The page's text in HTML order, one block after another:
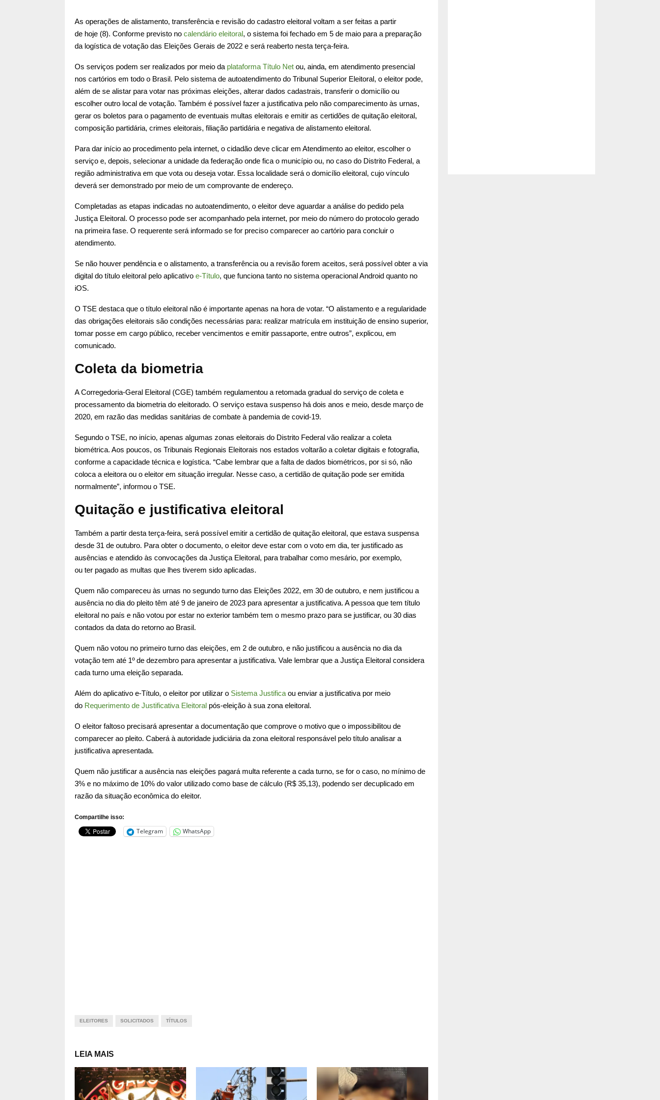
As operações de alistamento, transferência e revisão do cadastro eleitoral voltam a ser feitas a partir
de hoje (8). Conforme previsto no calendário eleitoral, o sistema foi fechado em 5 de maio para a preparação
da logística de votação das Eleições Gerais de 2022 e será reaberto nesta terça-feira.
Os serviços podem ser realizados por meio da plataforma Título Net ou, ainda, em atendimento presencial
nos cartórios em todo o Brasil. Pelo sistema de autoatendimento do Tribunal Superior Eleitoral, o eleitor pode,
além de se alistar para votar nas próximas eleições, alterar dados cadastrais, transferir o domicílio ou
escolher outro local de votação. Também é possível fazer a justificativa pelo não comparecimento às urnas,
gerar os boletos para o pagamento de eventuais multas eleitorais e emitir as certidões de quitação eleitoral,
composição partidária, crimes eleitorais, filiação partidária e negativa de alistamento eleitoral.
Para dar início ao procedimento pela internet, o cidadão deve clicar em Atendimento ao eleitor, escolher o
serviço e, depois, selecionar a unidade da federação onde fica o município ou, no caso do Distrito Federal, a
região administrativa em que vota ou deseja votar. Essa localidade será o domicílio eleitoral, cujo vínculo
deverá ser demonstrado por meio de um comprovante de endereço.
Completadas as etapas indicadas no autoatendimento, o eleitor deve aguardar a análise do pedido pela
Justiça Eleitoral. O processo pode ser acompanhado pela internet, por meio do número do protocolo gerado
na primeira fase. O requerente será informado se for preciso comparecer ao cartório para concluir o
atendimento.
Se não houver pendência e o alistamento, a transferência ou a revisão forem aceitos, será possível obter a via
digital do título eleitoral pelo aplicativo e-Título, que funciona tanto no sistema operacional Android quanto no
iOS.
O TSE destaca que o título eleitoral não é importante apenas na hora de votar. “O alistamento e a regularidade
das obrigações eleitorais são condições necessárias para: realizar matrícula em instituição de ensino superior,
tomar posse em cargo público, receber vencimentos e emitir passaporte, entre outros”, explicou, em
comunicado.
Coleta da biometria
A Corregedoria-Geral Eleitoral (CGE) também regulamentou a retomada gradual do serviço de coleta e
processamento da biometria do eleitorado. O serviço estava suspenso há dois anos e meio, desde março de
2020, em razão das medidas sanitárias de combate à pandemia de covid-19.
Segundo o TSE, no início, apenas algumas zonas eleitorais do Distrito Federal vão realizar a coleta
biométrica. Aos poucos, os Tribunais Regionais Eleitorais nos estados voltarão a coletar digitais e fotografia,
conforme a capacidade técnica e logística. “Cabe lembrar que a falta de dados biométricos, por si só, não
coloca a eleitora ou o eleitor em situação irregular. Nesse caso, a certidão de quitação pode ser emitida
normalmente”, informou o TSE.
Quitação e justificativa eleitoral
Também a partir desta terça-feira, será possível emitir a certidão de quitação eleitoral, que estava suspensa
desde 31 de outubro. Para obter o documento, o eleitor deve estar com o voto em dia, ter justificado as
ausências e atendido às convocações da Justiça Eleitoral, para trabalhar como mesário, por exemplo,
ou ter pagado as multas que lhes tiverem sido aplicadas.
Quem não compareceu às urnas no segundo turno das Eleições 2022, em 30 de outubro, e nem justificou a
ausência no dia do pleito têm até 9 de janeiro de 2023 para apresentar a justificativa. A pessoa que tem título
eleitoral no país e não votou por estar no exterior também tem o mesmo prazo para se justificar, ou 30 dias
contados da data do retorno ao Brasil.
Quem não votou no primeiro turno das eleições, em 2 de outubro, e não justificou a ausência no dia da
votação tem até 1º de dezembro para apresentar a justificativa. Vale lembrar que a Justiça Eleitoral considera
cada turno uma eleição separada.
Além do aplicativo e-Título, o eleitor por utilizar o Sistema Justifica ou enviar a justificativa por meio
do Requerimento de Justificativa Eleitoral pós-eleição à sua zona eleitoral.
O eleitor faltoso precisará apresentar a documentação que comprove o motivo que o impossibilitou de
comparecer ao pleito. Caberá à autoridade judiciária da zona eleitoral responsável pelo título analisar a
justificativa apresentada.
Quem não justificar a ausência nas eleições pagará multa referente a cada turno, se for o caso, no mínimo de
3% e no máximo de 10% do valor utilizado como base de cálculo (R$ 35,13), podendo ser decuplicado em
razão da situação econômica do eleitor.
Compartilhe isso:
Telegram WhatsApp
ELEITORES SOLICITADOS TÍTULOS
LEIA MAIS